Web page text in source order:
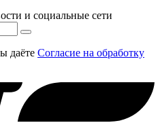
и социальные сети
даёте Согласие на обработку